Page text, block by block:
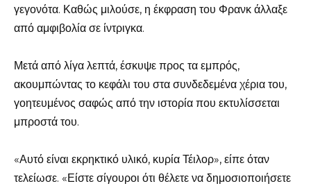
γεγονότα. Καθώς μιλούσε, η έκφραση του Φρανκ άλλαξε
από αμφιβολία σε ίντριγκα.
Μετά από λίγα λεπτά, έσκυψε προς τα εμπρός,
ακουμπώντας το κεφάλι του στα συνδεδεμένα χέρια του,
γοητευμένος σαφώς από την ιστορία που εκτυλίσσεται
μπροστά του.
«Αυτό είναι εκρηκτικό υλικό, κυρία Τέιλορ», είπε όταν
τελείωσε. «Είστε σίγουροι ότι θέλετε να δημοσιοποιήσετε